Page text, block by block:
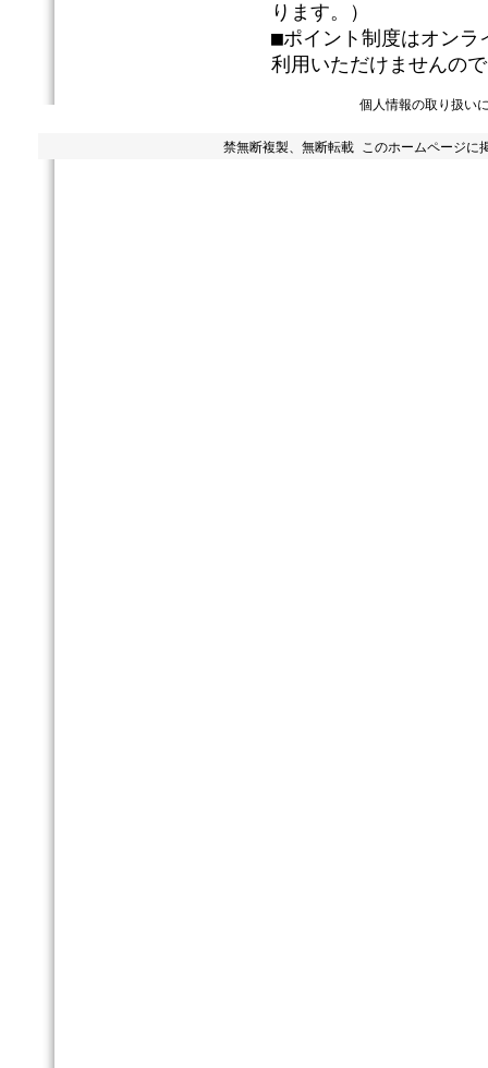
ります。）
■ポイント制度はオン
利用いただけませんの
個人情報の取り扱い
禁無断複製、無断転載 このホームページに